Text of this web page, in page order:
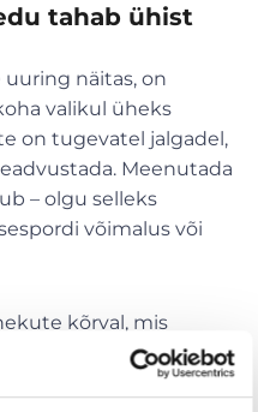
tahab ühist
uuring näitas, on
valikul üheks
on tugevatel jalgadel,
Meenutada
– olgu selleks
võimalus või
kõrval, mis
tähelepanu, on ometi
Meenutagem ja